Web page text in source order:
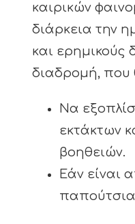
καιρικών
διάρκεια την
και ερημικούς
διαδρομή, που
Να
εκτάκτων
βοηθειών.
Εάν είναι